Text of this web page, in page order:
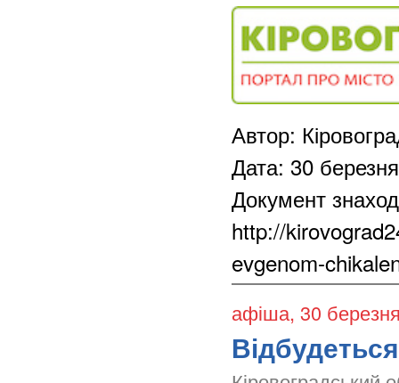
Автор:
Дата: 30
Документ
http://
evgenom-
афіша, 30